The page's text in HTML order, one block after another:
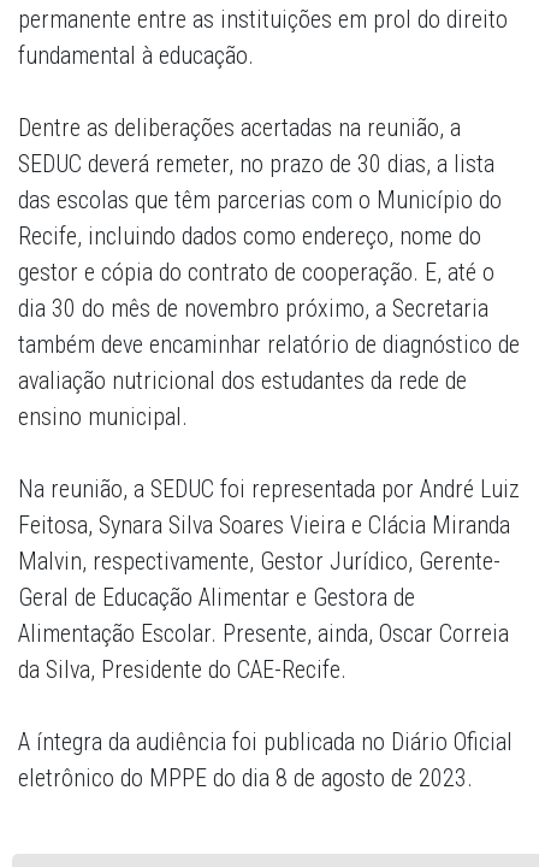
permanente entre as instituições em prol do direito
fundamental à educação.
Dentre as deliberações acertadas na reunião, a
SEDUC deverá remeter, no prazo de 30 dias, a lista
das escolas que têm parcerias com o Município do
Recife, incluindo dados como endereço, nome do
gestor e cópia do contrato de cooperação. E, até o
dia 30 do mês de novembro próximo, a Secretaria
também deve encaminhar relatório de diagnóstico de
avaliação nutricional dos estudantes da rede de
ensino municipal.
Na reunião, a SEDUC foi representada por André Luiz
Feitosa, Synara Silva Soares Vieira e Clácia Miranda
Malvin, respectivamente, Gestor Jurídico, Gerente-
Geral de Educação Alimentar e Gestora de
Alimentação Escolar. Presente, ainda, Oscar Correia
da Silva, Presidente do CAE-Recife.
A íntegra da audiência foi publicada no Diário Oficial
eletrônico do MPPE do dia 8 de agosto de 2023.